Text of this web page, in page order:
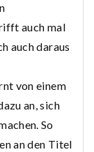
auch mal
auch daraus
von einem
an, sich
So
an den Titel